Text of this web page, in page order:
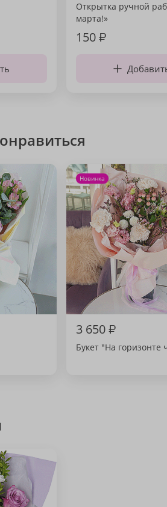
Открытка ручной
марта!»
150₽
Новинка
3 650₽
Букет "На горизонте